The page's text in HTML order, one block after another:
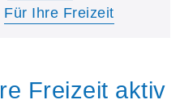
Für Ihre Freizeit
Freizeit aktiv